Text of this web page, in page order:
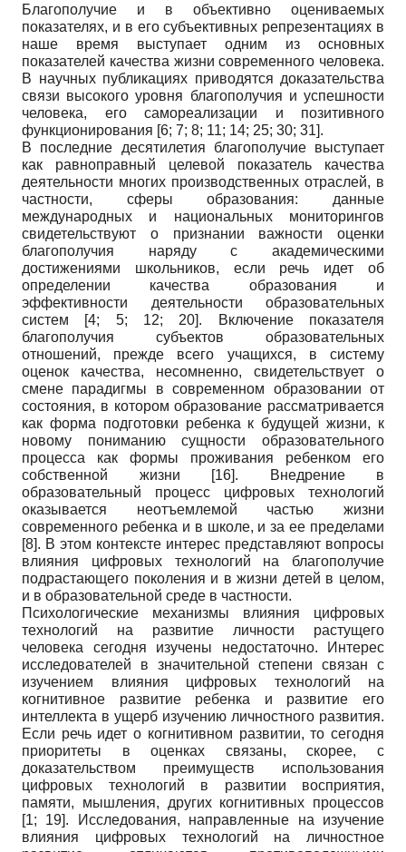
Благополучие и в объективно оцениваемых
показателях, и в его субъективных репрезентациях в
наше время выступает одним из основных
показателей качества жизни современного человека.
В научных публикациях приводятся доказательства
связи высокого уровня благополучия и успешности
человека, его самореализации и позитивного
функционирования [6; 7; 8; 11; 14; 25; 30; 31].
В последние десятилетия благополучие выступает
как равноправный целевой показатель качества
деятельности многих производственных отраслей, в
частности, сферы образования: данные
международных и национальных мониторингов
свидетельствуют о признании важности оценки
благополучия наряду с академическими
достижениями школьников, если речь идет об
определении качества образования и
эффективности деятельности образовательных
систем [4; 5; 12; 20]. Включение показателя
благополучия субъектов образовательных
отношений, прежде всего учащихся, в систему
оценок качества, несомненно, свидетельствует о
смене парадигмы в современном образовании от
состояния, в котором образование рассматривается
как форма подготовки ребенка к будущей жизни, к
новому пониманию сущности образовательного
процесса как формы проживания ребенком его
собственной жизни
[16]. Внедрение в
образовательный процесс цифровых технологий
оказывается неотъемлемой частью жизни
современного ребенка и в школе, и за ее пределами
[8]. В этом контексте интерес представляют вопросы
влияния цифровых технологий на благополучие
подрастающего поколения и в жизни детей в целом,
и в образовательной среде в частности.
Психологические механизмы влияния цифровых
технологий на развитие личности растущего
человека сегодня изучены недостаточно. Интерес
исследователей в значительной степени связан с
изучением влияния цифровых технологий на
когнитивное развитие ребенка и развитие его
интеллекта в ущерб изучению личностного развития.
Если речь идет о когнитивном развитии, то сегодня
приоритеты в оценках связаны, скорее, с
доказательством преимуществ использования
цифровых технологий в развитии восприятия,
памяти, мышления, других когнитивных процессов
[1; 19]. Исследования, направленные на изучение
влияния цифровых технологий на личностное